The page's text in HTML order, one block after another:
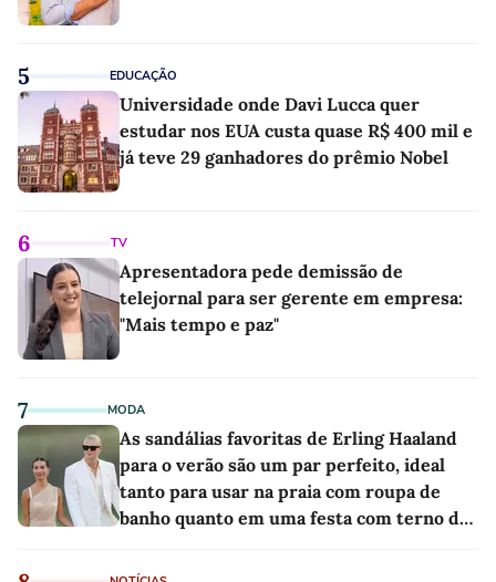
5 EDUCAÇÃO
Universidade onde Davi Lucca quer
estudar nos EUA custa quase R$ 400 mil e
já teve 29 ganhadores do prêmio Nobel
6 TV
Apresentadora pede demissão de
telejornal para ser gerente em empresa:
"Mais tempo e paz"
7 MODA
As sandálias favoritas de Erling Haaland
para o verão são um par perfeito, ideal
tanto para usar na praia com roupa de
banho quanto em uma festa com terno de